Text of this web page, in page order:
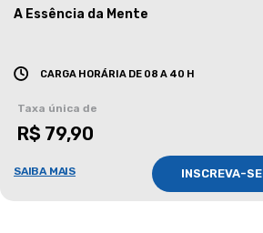
A Essência da Mente
CARGA HORÁRIA DE 08 A 40 H
Taxa única de
R$ 79,90
SAIBA MAIS INSCREVA-SE